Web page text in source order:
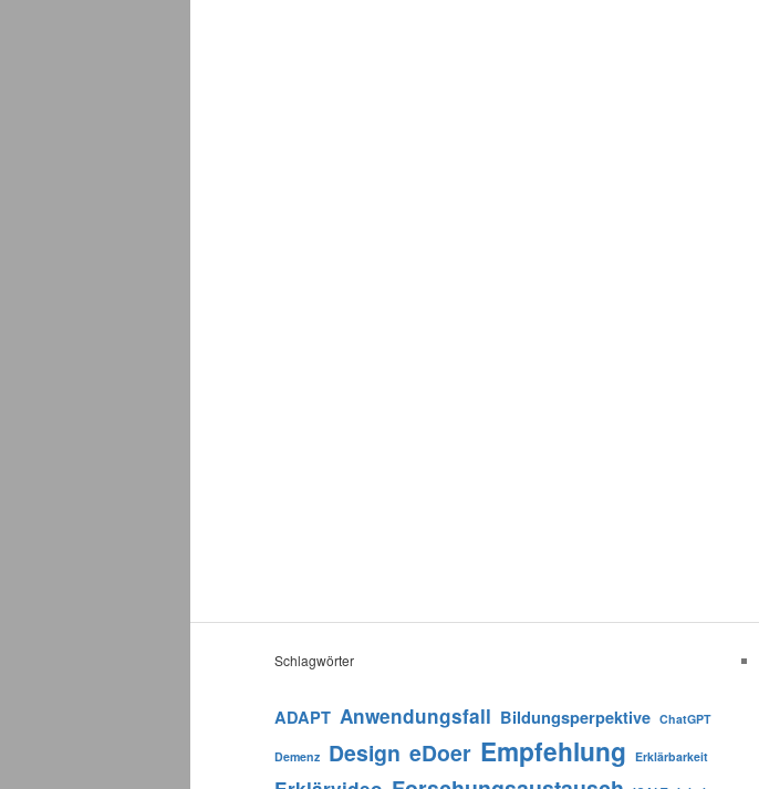
Schlagwörter
ADAPT Anwendungsfall Bildungsperpektive ChatGPT
Demenz Design eDoer Empfehlung Erklärbarkeit